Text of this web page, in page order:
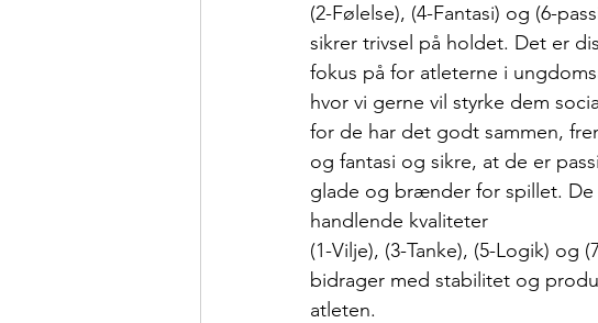
(2-Følelse), (4-Fantasi) og (6-
sikrer trivsel på holdet. Det er
fokus på for atleterne i
hvor vi gerne vil styrke dem
for de har det godt sammen,
og fantasi og sikre, at de er
glade og brænder for spillet. De
handlende kvaliteter
(1-Vilje), (3-Tanke), (5-Logik) og
bidrager med stabilitet og
atleten.